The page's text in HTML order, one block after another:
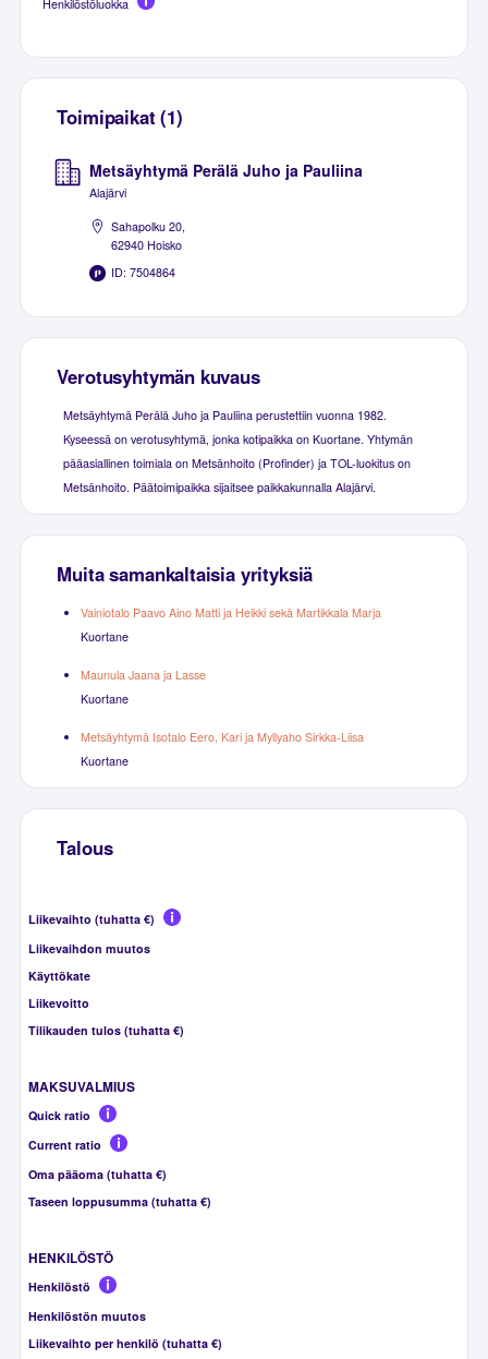
Henkilöstöluokka
Toimipaikat (1)
Metsäyhtymä Perälä Juho ja Pauliina
Alajärvi
Sahapolku 20,
62940 Hoisko
ID: 7504864
Verotusyhtymän kuvaus
Metsäyhtymä Perälä Juho ja Pauliina perustettiin vuonna 1982.
Kyseessä on verotusyhtymä, jonka kotipaikka on Kuortane. Yhtymän
pääasiallinen toimiala on Metsänhoito (Profinder) ja TOL-luokitus on
Metsänhoito. Päätoimipaikka sijaitsee paikkakunnalla Alajärvi.
Muita samankaltaisia yrityksiä
Vainiotalo Paavo Aino Matti ja Heikki sekä Martikkala Marja
Kuortane
Maunula Jaana ja Lasse
Kuortane
Metsäyhtymä Isotalo Eero, Kari ja Myllyaho Sirkka-Liisa
Kuortane
Talous
Liikevaihto (tuhatta €)
Liikevaihdon muutos
Käyttökate
Liikevoitto
Tilikauden tulos (tuhatta €)
MAKSUVALMIUS
Quick ratio
Current ratio
Oma pääoma (tuhatta €)
Taseen loppusumma (tuhatta €)
HENKILÖSTÖ
Henkilöstö
Henkilöstön muutos
Liikevaihto per henkilö (tuhatta €)